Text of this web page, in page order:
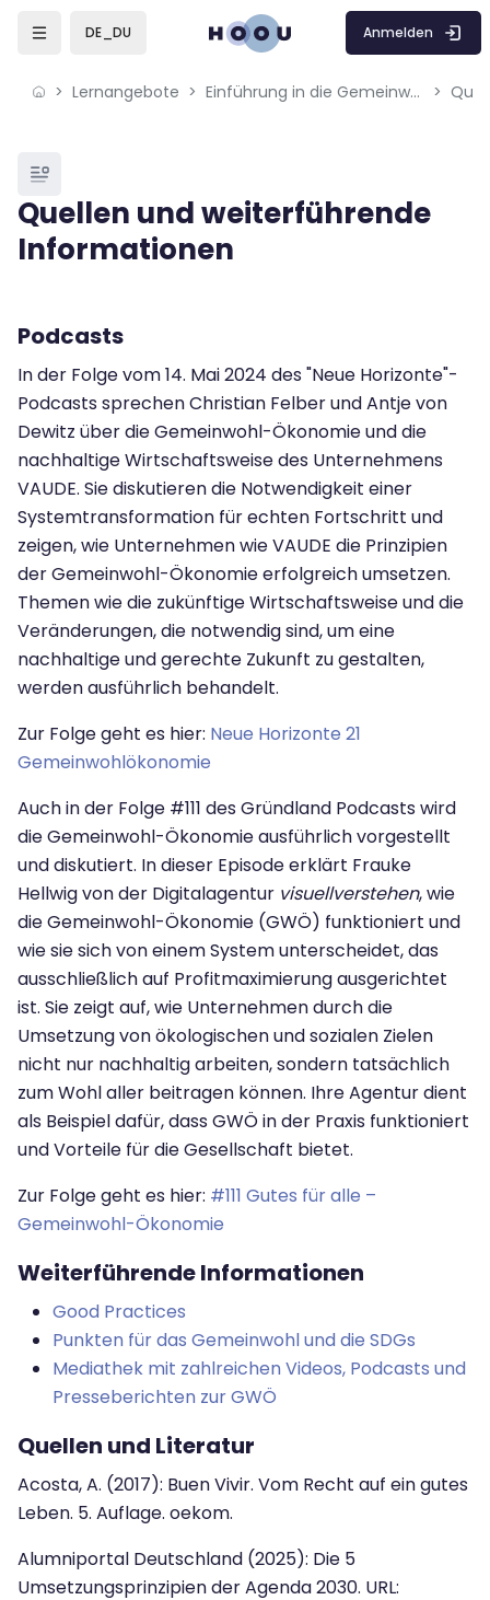
Skip to sidebar navigation menu
Skip to mobile navigation menu
DE_DU Anmelden
Lernangebote Einführung in die Gemeinwohl-Ökonomie (GWÖ)
Blöcke
Quellen und weiterführende
Informationen
Blöcke
Podcasts
In der Folge vom 14. Mai 2024 des "Neue Horizonte"-
Podcasts sprechen Christian Felber und Antje von
Dewitz über die Gemeinwohl-Ökonomie und die
nachhaltige Wirtschaftsweise des Unternehmens
VAUDE. Sie diskutieren die Notwendigkeit einer
Systemtransformation für echten Fortschritt und
zeigen, wie Unternehmen wie VAUDE die Prinzipien
der Gemeinwohl-Ökonomie erfolgreich umsetzen.
Themen wie die zukünftige Wirtschaftsweise und die
Veränderungen, die notwendig sind, um eine
nachhaltige und gerechte Zukunft zu gestalten,
werden ausführlich behandelt.
Zur Folge geht es hier: Neue Horizonte 21
Gemeinwohlökonomie
Auch in der Folge #111 des Gründland Podcasts wird
die Gemeinwohl-Ökonomie ausführlich vorgestellt
und diskutiert. In dieser Episode erklärt Frauke
Hellwig von der Digitalagentur visuellverstehen, wie
die Gemeinwohl-Ökonomie (GWÖ) funktioniert und
wie sie sich von einem System unterscheidet, das
ausschließlich auf Profitmaximierung ausgerichtet
ist. Sie zeigt auf, wie Unternehmen durch die
Umsetzung von ökologischen und sozialen Zielen
nicht nur nachhaltig arbeiten, sondern tatsächlich
zum Wohl aller beitragen können. Ihre Agentur dient
als Beispiel dafür, dass GWÖ in der Praxis funktioniert
und Vorteile für die Gesellschaft bietet.
Zur Folge geht es hier: #111 Gutes für alle –
Gemeinwohl-Ökonomie
Weiterführende Informationen
Good Practices
Punkten für das Gemeinwohl und die SDGs
Mediathek mit zahlreichen Videos, Podcasts und
Presseberichten zur GWÖ
Quellen und Literatur
Acosta, A. (2017): Buen Vivir. Vom Recht auf ein gutes
Leben. 5. Auflage. oekom.
Alumniportal Deutschland (2025): Die 5
Umsetzungsprinzipien der Agenda 2030. URL: